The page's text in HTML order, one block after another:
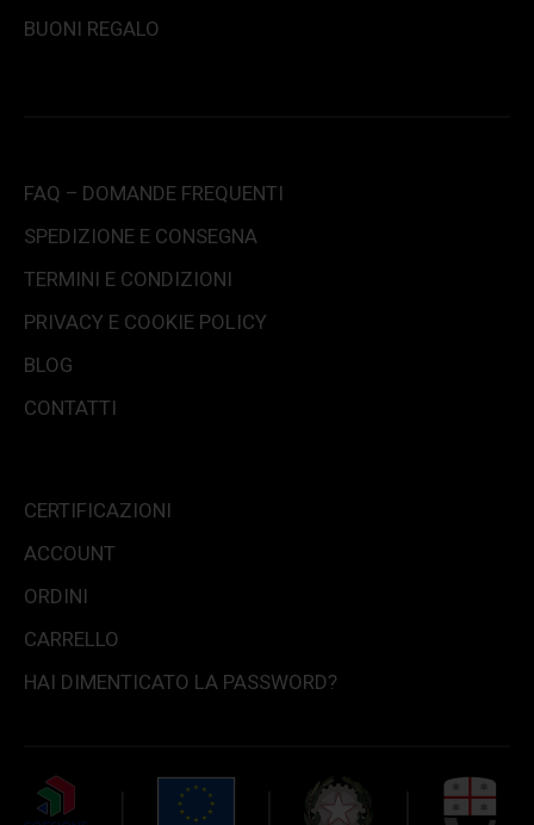
BUONI REGALO
FAQ – DOMANDE FREQUENTI
SPEDIZIONE E CONSEGNA
TERMINI E CONDIZIONI
PRIVACY E COOKIE POLICY
BLOG
CONTATTI
CERTIFICAZIONI
ACCOUNT
ORDINI
CARRELLO
HAI DIMENTICATO LA PASSWORD?